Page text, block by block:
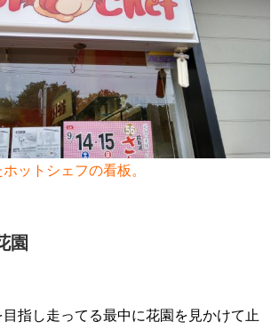
ットシェフの看板。
園
指し走ってる最中に花園を見かけて止